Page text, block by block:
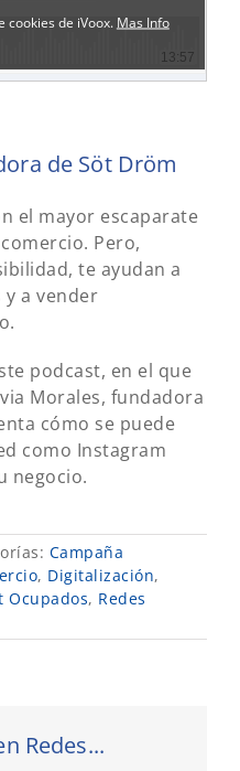
de Söt Dröm
el mayor escaparate
Pero,
te ayudan a
a vender
podcast, en el que
Morales, fundadora
cómo se puede
como Instagram
negocio.
Campaña
, Digitalización,
Ocupados, Redes
Redes...